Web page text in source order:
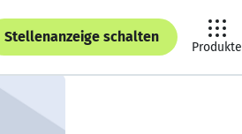
Stellenanzeige schalten
Produkte